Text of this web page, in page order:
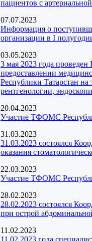
пациентов с
07.07.2023
Информация о
организации в I
03.05.2023
3 мая 2023 года
предоставлении
Республики Татарстан
рентгенологии,
20.04.2023
Участие ТФОМС
31.03.2023
31.03.2023 состоялся
оказания
22.03.2023
Участие ТФОМС
28.02.2023
28.02.2023 состоялся
при острой
11.02.2023
11.02.2023 года